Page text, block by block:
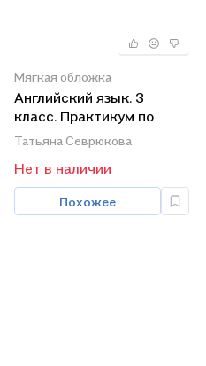
Мягкая обложка
Английский язык. 3
класс. Практикум по
грамматике
Татьяна Севрюкова
Нет в наличии
Похожее